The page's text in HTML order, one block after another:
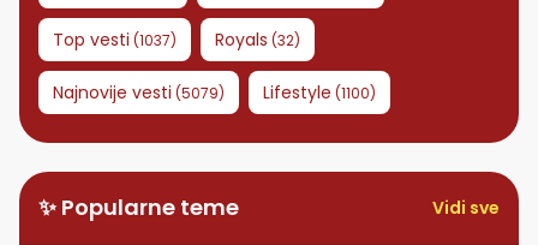
Top vesti (1037) Royals (32)
Najnovije vesti (5079) Lifestyle (1100)
✨ Popularne teme Vidi sve